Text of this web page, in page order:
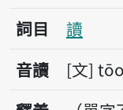
詞目
讀
音讀
文 tōo